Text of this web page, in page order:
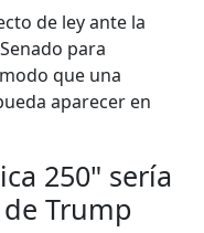
de ley ante la
para
que una
aparecer en
250" sería
Trump